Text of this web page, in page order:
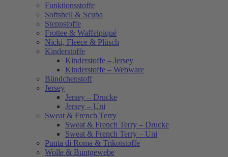
Funktionsstoffe
Softshell & Scuba
Steppstoffe
Frottee & Waffelpiqué
Nicki, Fleece & Plüsch
Kinderstoffe
Kinderstoffe – Jersey
Kinderstoffe – Webware
Bündchenstoff
Jersey
Jersey – Drucke
Jersey – Uni
Sweat & French Terry
Sweat & French Terry – Drucke
Sweat & French Terry – Uni
Punta di Roma & Trikotstoffe
Wolle & Buntgewebe